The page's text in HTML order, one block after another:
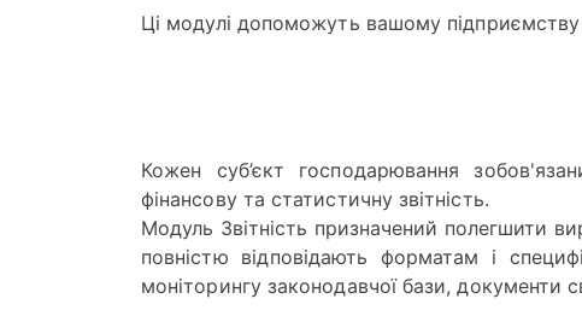
Ці модулі допоможуть вашому
Кожен суб’єкт господарювання
фінансову та статистичну звітність.
Модуль Звітність призначений полегшити
повністю відповідають форматам і
моніторингу законодавчої бази, документи